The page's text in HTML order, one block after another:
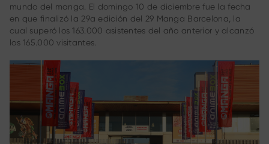
mundo del manga. El domingo 10 de diciembre fue la fecha
en que finalizó la 29a edición del 29 Manga Barcelona, la
cual superó los 163.000 asistentes del año anterior y alcanzó
los 165.000 visitantes.